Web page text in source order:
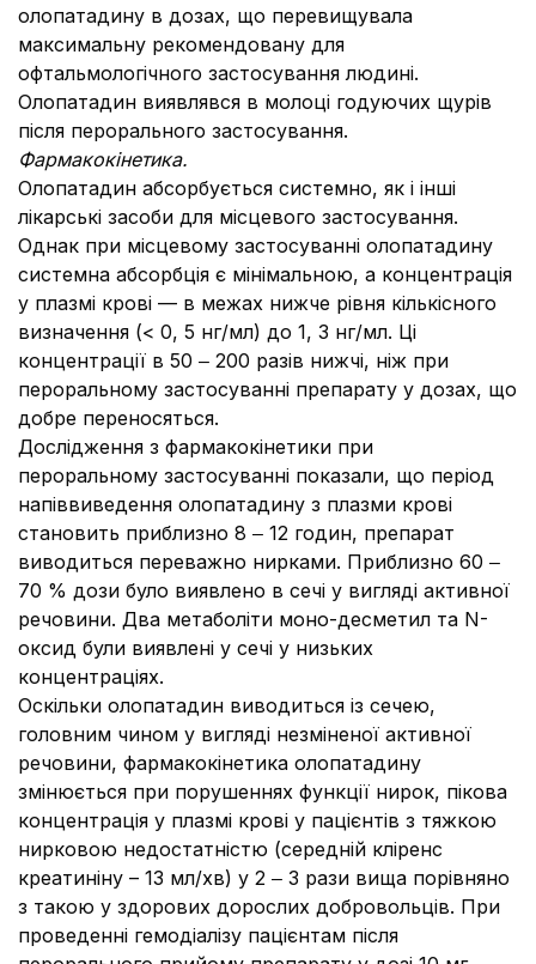
олопатадину в дозах, що перевищувала
максимальну рекомендовану для
офтальмологічного застосування людині.
Олопатадин виявлявся в молоці годуючих щурів
після перорального застосування.
Фармакокінетика.
Олопатадин абсорбується системно, як і інші
лікарські засоби для місцевого застосування.
Однак при місцевому застосуванні олопатадину
системна абсорбція є мінімальною, а концентрація
у плазмі крові — в межах нижче рівня кількісного
визначення (< 0, 5 нг/мл) до 1, 3 нг/мл. Ці
концентрації в 50 ‒ 200 разів нижчі, ніж при
пероральному застосуванні препарату у дозах, що
добре переносяться.
Дослідження з фармакокінетики при
пероральному застосуванні показали, що період
напіввиведення олопатадину з плазми крові
становить приблизно 8 ‒ 12 годин, препарат
виводиться переважно нирками. Приблизно 60 ‒
70 % дози було виявлено в сечі у вигляді активної
речовини. Два метаболіти моно-десметил та N-
оксид були виявлені у сечі у низьких
концентраціях.
Оскільки олопатадин виводиться із сечею,
головним чином у вигляді незміненої активної
речовини, фармакокінетика олопатадину
змінюється при порушеннях функції нирок, пікова
концентрація у плазмі крові у пацієнтів з тяжкою
нирковою недостатністю (середній кліренс
креатиніну – 13 мл/хв) у 2 ‒ 3 рази вища порівняно
з такою у здорових дорослих добровольців. При
проведенні гемодіалізу пацієнтам після